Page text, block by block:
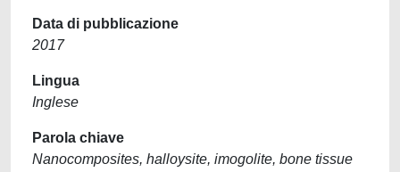
Data di pubblicazione
2017
Lingua
Inglese
Parola chiave
Nanocomposites, halloysite, imogolite, bone tissue